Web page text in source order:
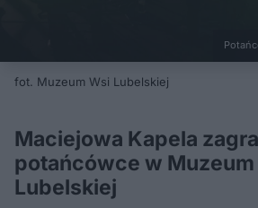
fot. Muzeum Wsi Lubelskiej
Maciejowa Kapela
potańcówce w Muzeum
Lubelskiej